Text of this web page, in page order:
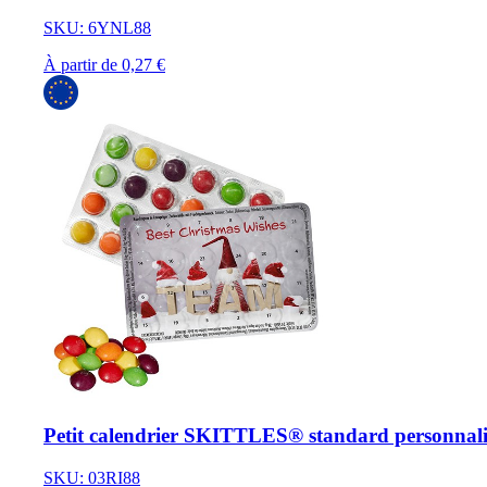
SKU: 6YNL88
À partir de 0,27 €
Petit calendrier SKITTLES® standard
SKU: 03RI88